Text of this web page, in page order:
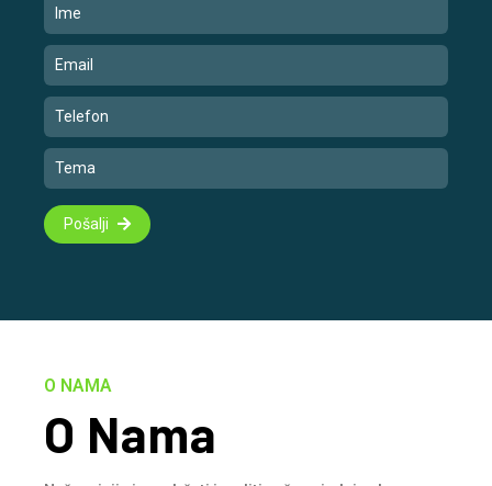
Pošalji
O NAMA
O Nama